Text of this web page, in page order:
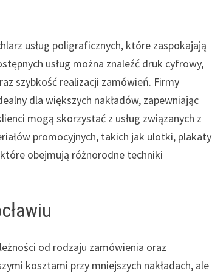
usług poligraficznych, które zaspokajają
usług można znaleźć druk cyfrowy,
szybkość realizacji zamówień. Firmy
dla większych nakładów, zapewniając
mogą skorzystać z usług związanych z
promocyjnych, takich jak ulotki, plakaty
obejmują różnorodne techniki
od rodzaju zamówienia oraz
kosztami przy mniejszych nakładach, ale